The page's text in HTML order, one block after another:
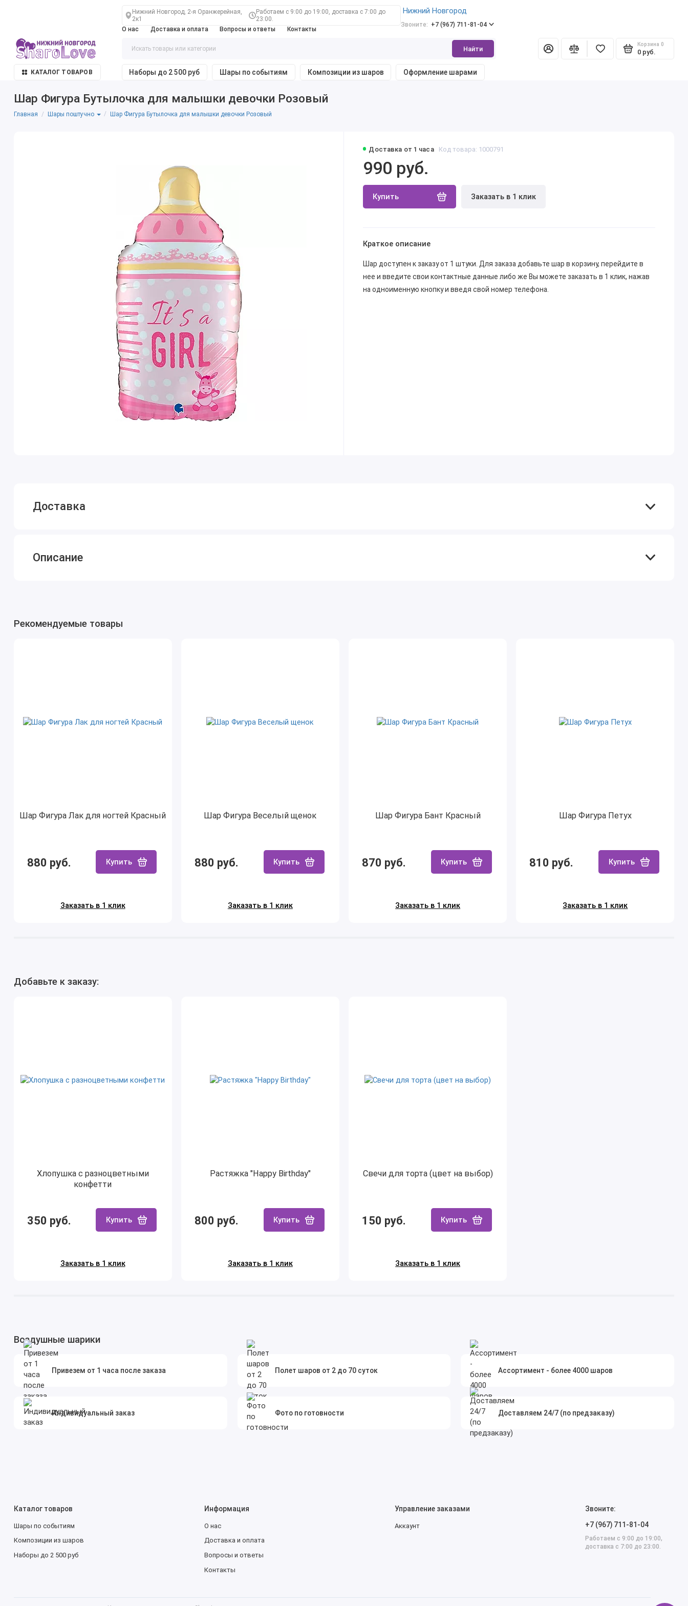
Нижний Новгород, 2-я Оранжерейная,
2к1
Работаем с 9:00 до 19:00, доставка с 7:00 до
23:00.
О нас
Доставка и оплата Вопросы и ответы Контакты
Нижний Новгород
Звоните: +7 (967) 711-81-04
Найти
Корзина 0
0 руб.
КАТАЛОГ ТОВАРОВ Наборы до 2 500 руб Шары по событиям Композиции из шаров Оформление шарами
Шар Фигура Бутылочка для малышки девочки Розовый
Главная Шары поштучно Шар Фигура Бутылочка для малышки девочки Розовый
Доставка от 1 часа Код товара: 1000791
990 руб.
Купить Заказать в 1 клик
Краткое описание
Шар доступен к заказу от 1 штуки. Для заказа добавьте шар в корзину, перейдите в
нее и введите свои контактные данные либо же Вы можете заказать в 1 клик, нажав
на одноименную кнопку и введя свой номер телефона.
Доставка
Описание
Рекомендуемые товары
Шар Фигура Лак для ногтей Красный
880 руб. Купить
Заказать в 1 клик
Шар Фигура Веселый щенок
880 руб. Купить
Заказать в 1 клик
Шар Фигура Бант Красный
870 руб. Купить
Заказать в 1 клик
Шар Фигура Петух
810 руб. Купить
Заказать в 1 клик
Добавьте к заказу:
Хлопушка с разноцветными
конфетти
350 руб. Купить
Заказать в 1 клик
Растяжка "Happy Birthday"
800 руб. Купить
Заказать в 1 клик
Свечи для торта (цвет на выбор)
150 руб. Купить
Заказать в 1 клик
Воздушные шарики
Привезем от 1 часа после заказа Полет шаров от 2 до 70 суток Ассортимент - более 4000 шаров
Индивидуальный заказ Фото по готовности Доставляем 24/7 (по предзаказу)
Каталог товаров
Шары по событиям
Композиции из шаров
Наборы до 2 500 руб
Информация
О нас
Доставка и оплата
Вопросы и ответы
Контакты
Управление заказами
Аккаунт
Звоните:
+7 (967) 711-81-04
Работаем с 9:00 до 19:00,
доставка с 7:00 до 23:00.